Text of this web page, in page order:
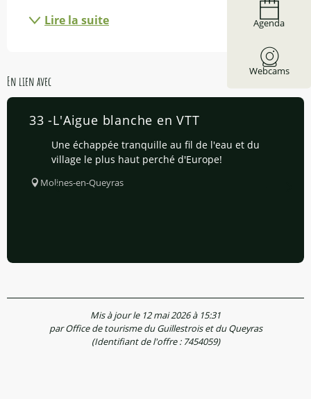
Agenda
Webcams
Lire la suite
En lien avec
33 -L'Aigue blanche en VTT
Une échappée tranquille au fil de l'eau et du
village le plus haut perché d'Europe!
Molines-en-Queyras
Mis à jour le 12 mai 2026 à 15:31
par Office de tourisme du Guillestrois et du Queyras
(Identifiant de l'offre : 7454059)